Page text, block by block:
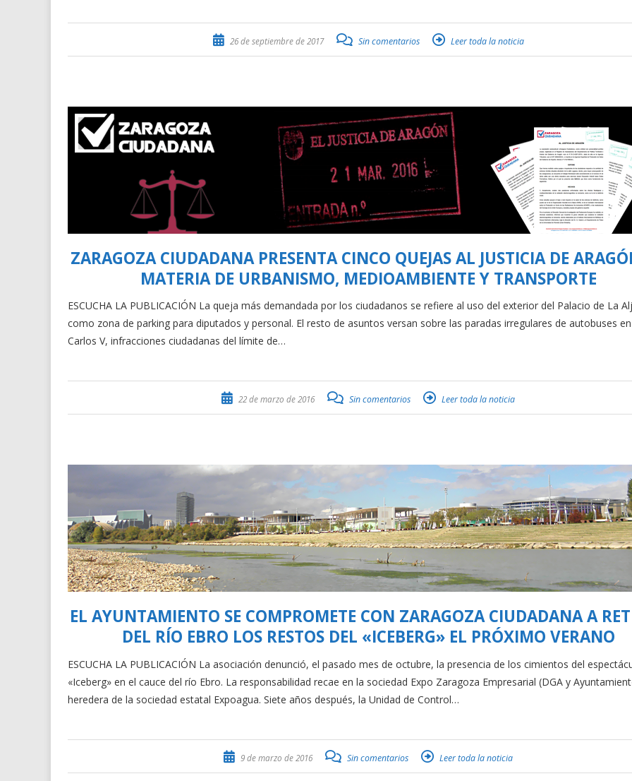
26 de septiembre de 2017 Sin comentarios Leer toda la noticia
ZARAGOZA CIUDADANA PRESENTA CINCO QUEJAS AL JUSTICIA DE
MATERIA DE URBANISMO, MEDIOAMBIENTE Y TRANSPORTE
ESCUCHA LA PUBLICACIÓN La queja más demandada por los ciudadanos se refiere al uso del exterior del Palacio de La
como zona de parking para diputados y personal. El resto de asuntos versan sobre las paradas irregulares de autobuses
Carlos V, infracciones ciudadanas del límite de…
22 de marzo de 2016 Sin comentarios Leer toda la noticia
EL AYUNTAMIENTO SE COMPROMETE CON ZARAGOZA CIUDADANA A
DEL RÍO EBRO LOS RESTOS DEL «ICEBERG» EL PRÓXIMO VERANO
ESCUCHA LA PUBLICACIÓN La asociación denunció, el pasado mes de octubre, la presencia de los cimientos del
«Iceberg» en el cauce del río Ebro. La responsabilidad recae en la sociedad Expo Zaragoza Empresarial (DGA y
heredera de la sociedad estatal Expoagua. Siete años después, la Unidad de Control…
9 de marzo de 2016 Sin comentarios Leer toda la noticia